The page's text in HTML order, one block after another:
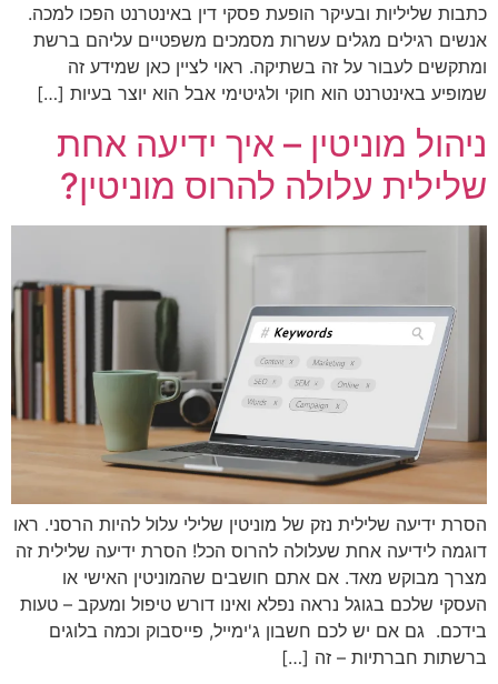
כתבות שליליות ובעיקר הופעת פסקי דין באינטרנט הפכו למכה.
אנשים רגילים מגלים עשרות מסמכים משפטיים עליהם ברשת
ומתקשים לעבור על זה בשתיקה. ראוי לציין כאן שמידע זה
שמופיע באינטרנט הוא חוקי ולגיטימי אבל הוא יוצר בעיות […]
ניהול מוניטין – איך ידיעה אחת
שלילית עלולה להרוס מוניטין?
הסרת ידיעה שלילית נזק של מוניטין שלילי עלול להיות הרסני. ראו
דוגמה לידיעה אחת שעלולה להרוס הכל! הסרת ידיעה שלילית זה
מצרך מבוקש מאד. אם אתם חושבים שהמוניטין האישי או
העסקי שלכם בגוגל נראה נפלא ואינו דורש טיפול ומעקב – טעות
בידכם. גם אם יש לכם חשבון ג'ימייל, פייסבוק וכמה בלוגים
ברשתות חברתיות – זה […]